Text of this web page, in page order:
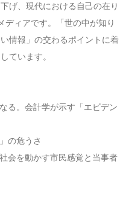
げ、現代における自己の在り
ディアです。「世の中が知り
情報」の交わるポイントに着
ています。
る。会計学が示す「エビデン
の危うさ
会を動かす市民感覚と当事者